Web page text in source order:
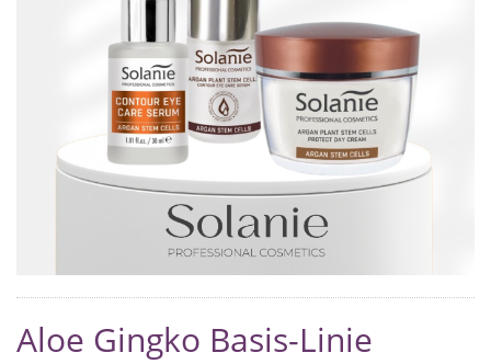
Aloe Gingko Basis-Linie